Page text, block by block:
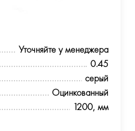
Уточняйте у менеджера
0.45
серый
Оцинкованный
1200, мм